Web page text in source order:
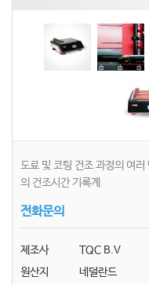
도료 및 코팅 건조 과정의 여
의 건조시간 기록계
전화문의
제조사
TQC B.V
원산지
네덜란드